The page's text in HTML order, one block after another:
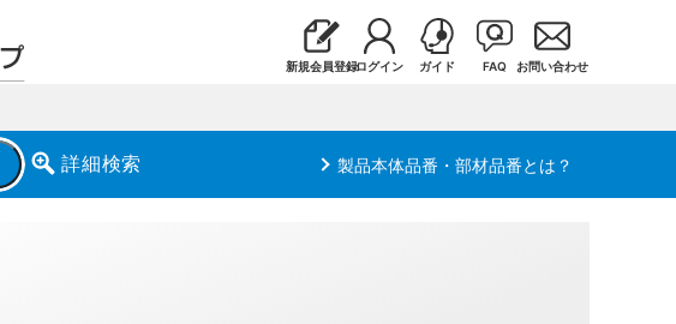
新規会員登録ログイン ガイド FAQ お問い合わせ
詳細検索 製品本体品番・部材品番とは？